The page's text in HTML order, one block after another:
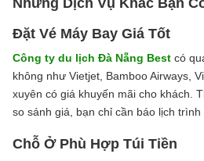
Đặt Vé Máy Bay Giá Tốt
Công ty du lịch Đà Nẵng Best có
không như Vietjet, Bamboo Airways,
xuyên có giá khuyến mãi cho khách.
so sánh giá, bạn chỉ cần báo lịch trình
Chỗ Ở Phù Hợp Túi Tiền